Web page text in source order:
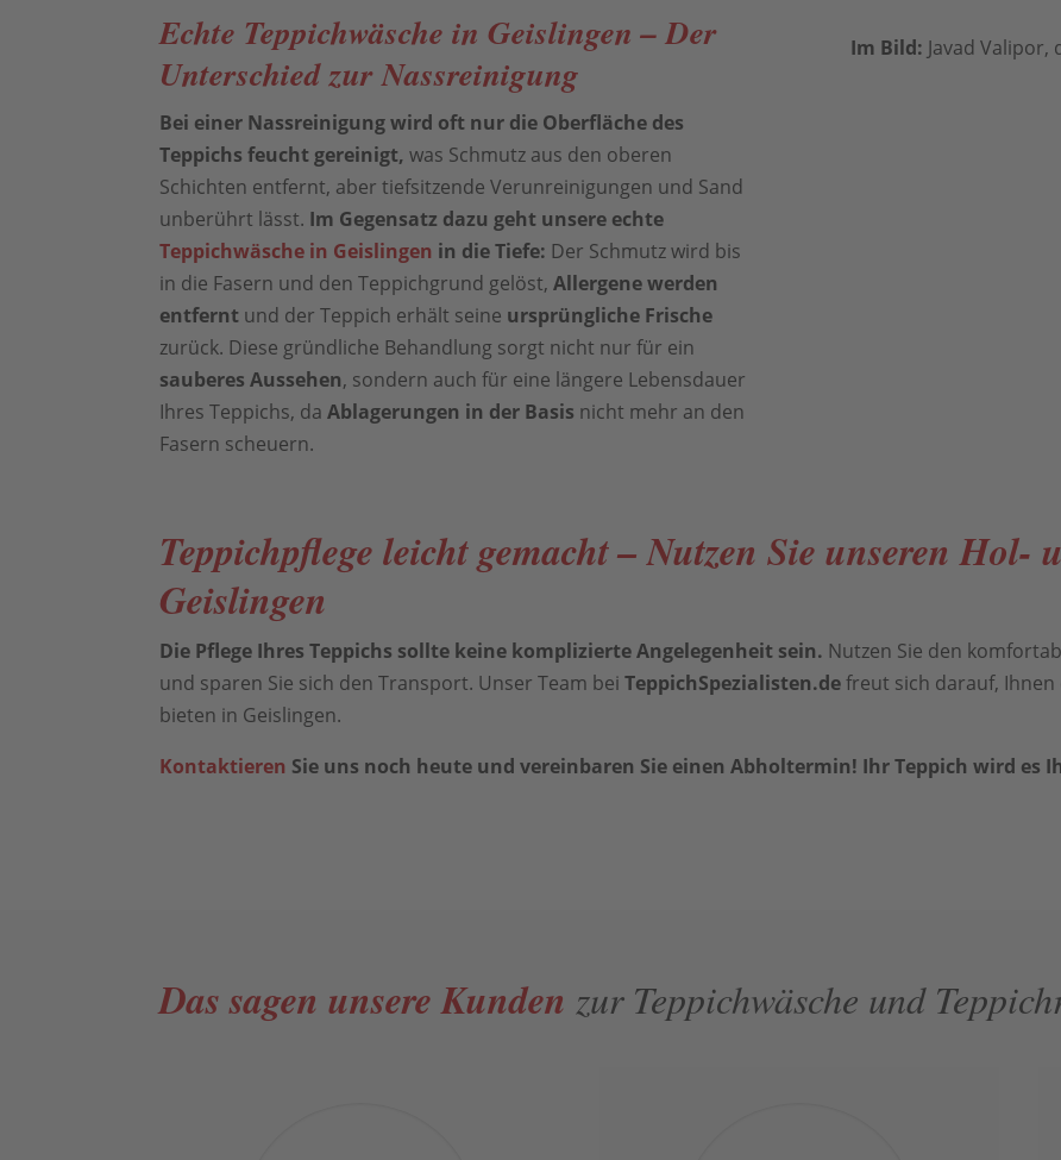
Echte Teppichwäsche in Geislingen – Der
Unterschied zur Nassreinigung
Bei einer Nassreinigung wird oft nur die Oberfläche des
Teppichs feucht gereinigt, was Schmutz aus den oberen
Schichten entfernt, aber tiefsitzende Verunreinigungen und Sand
unberührt lässt. Im Gegensatz dazu geht unsere echte
Teppichwäsche in Geislingen in die Tiefe: Der Schmutz wird bis
in die Fasern und den Teppichgrund gelöst, Allergene werden
entfernt und der Teppich erhält seine ursprüngliche Frische
zurück. Diese gründliche Behandlung sorgt nicht nur für ein
sauberes Aussehen, sondern auch für eine längere Lebensdauer
Ihres Teppichs, daAblagerungen in der Basis nicht mehr an den
Fasern scheuern.
Im Bild: Javad Valipor,
Teppichpflege leicht gemacht – Nutzen Sie unseren Hol-
Geislingen
Die Pflege Ihres Teppichs sollte keine komplizierte Angelegenheit sein. Nutzen Sie den
und sparen Sie sich den Transport. Unser Team beiTeppichSpezialisten.defreut sich darauf, Ihnen
bieten in Geislingen.
Kontaktieren Sie uns noch heute und vereinbaren Sie einen Abholtermin! Ihr Teppich wird es
Das sagen unsere Kundenzur Teppichwäsche und